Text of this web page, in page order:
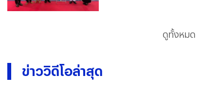
ดูทั้งหมด
ข่าววิดีโอล่าสุด